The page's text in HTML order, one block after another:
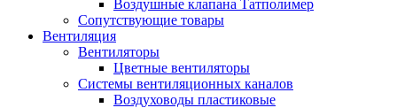
Воздушные клапана Татполимер
Сопутствующие товары
Вентиляция
Вентиляторы
Цветные вентиляторы
Системы вентиляционных каналов
Воздуховоды пластиковые